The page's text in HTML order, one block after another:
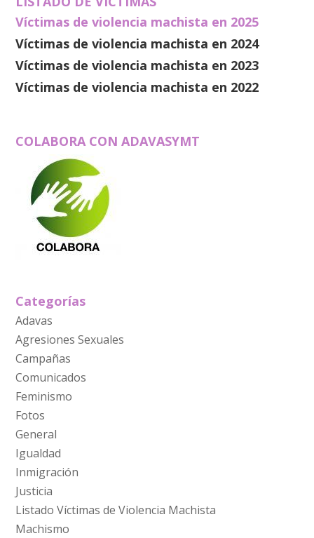
Víctimas de violencia machista en 2025
Víctimas de violencia machista en 2024
Víctimas de violencia machista en 2023
Víctimas de violencia machista en 2022
COLABORA CON ADAVASYMT
Categorías
Adavas
Agresiones Sexuales
Campañas
Comunicados
Feminismo
Fotos
General
Igualdad
Inmigración
Justicia
Listado Víctimas de Violencia Machista
Machismo